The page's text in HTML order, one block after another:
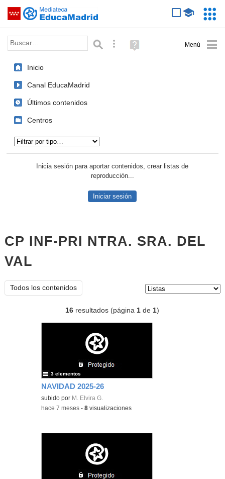
Saltar navegación
Palabra o frase: Búsqueda avanzada
Ayuda
(en
Inicio
Canal EducaMadrid
Últimos contenidos
Centros
Inicia sesión para aportar contenidos, crear listas de
reproducción...
Iniciar sesión
CP INF-PRI NTRA. SRA. DEL
VAL
Todos los contenidos
16 resultados (página1 de1)
NAVIDAD 2025-26
subido por M. Elvira G.
3 elementos
-hace 7 meses -8 visualizaciones